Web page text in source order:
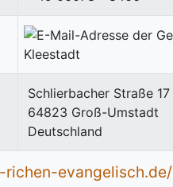
Schlierbacher Straße 17
64823 Groß-Umstadt
Deutschland
evangelisch.de/